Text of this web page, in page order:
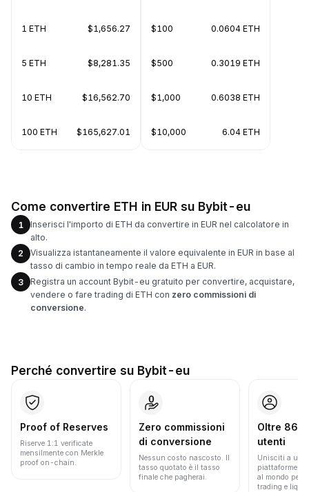
1 ETH $1,656.27
5 ETH $8,281.35
10 ETH $16,562.70
100 ETH $165,627.01
$100 0.0604 ETH
$500 0.3019 ETH
$1,000 0.6038 ETH
$10,000 6.04 ETH
Come convertire ETH in EUR su Bybit-eu
1
Inserisci l'importo di ETH da convertire in EUR nel calcolatore in
alto.
2
Visualizza istantaneamente il valore equivalente in EUR in base al
tasso di cambio in tempo reale da ETH a EUR.
3
Registra un account Bybit-eu gratuito per convertire, acquistare,
vendere o fare trading di ETH con zero commissioni di
conversione.
Perché convertire su Bybit-eu
Proof of Reserves
Riserve 1:1 verificate
mensilmente con Merkle
proof on-chain.
Zero commissioni
di conversione
Nessun costo nascosto. Il
tasso quotato è il tasso
finale che pagherai.
Oltre 86
utenti
Unisciti a una
piattaforme
al mondo per
trading e